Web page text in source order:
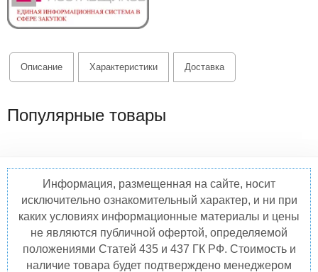
Описание Характеристики Доставка
Популярные товары
Информация, размещенная на сайте, носит
исключительно ознакомительный характер, и ни при
каких условиях информационные материалы и цены
не являются публичной офертой, определяемой
положениями Статей 435 и 437 ГК РФ. Стоимость и
наличие товара будет подтверждено менеджером